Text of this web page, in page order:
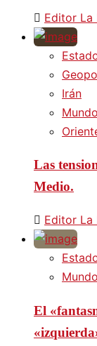
Editor La
Irán
Mundo
Las
Medio.
Editor La
Mundo
El